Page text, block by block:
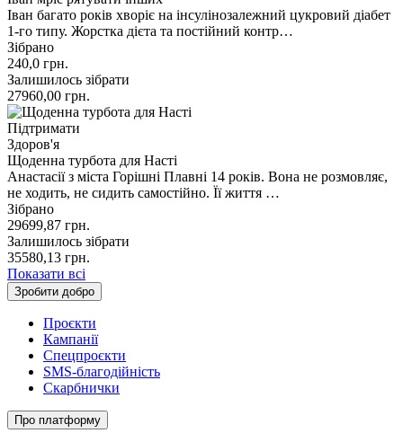
Іван багато років хворіє на інсулінозалежний цукровий діабет
1-го типу. Жорстка дієта та постійний контр…
Зібрано
240,0 грн.
Залишилось зібрати
27960,00 грн.
Підтримати
Здоров'я
Щоденна турбота для Насті
Анастасії з міста Горішні Плавні 14 років. Вона не розмовляє,
не ходить, не сидить самостійно. Її життя …
Зібрано
29699,87 грн.
Залишилось зібрати
35580,13 грн.
Показати всі
Зробити добро
Проєкти
Кампанії
Спецпроєкти
SMS-благодійність
Скарбнички
Про платформу